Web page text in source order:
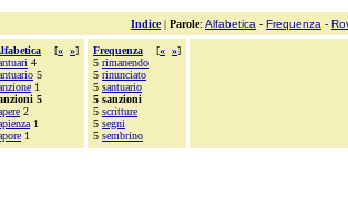
Indice| Parole: Alfabetica - Frequenza -
[« »]
4
5
1
5
2
1
1
Frequenza [« »]
5 rimanendo
5 rinunciato
5 santuario
5 sanzioni
5 scritture
5 segni
5 sembrino